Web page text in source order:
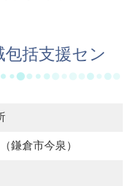
括支援セン
鎌倉市今泉）